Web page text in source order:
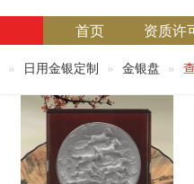
首页 资质许
日用金银定制 金银盘